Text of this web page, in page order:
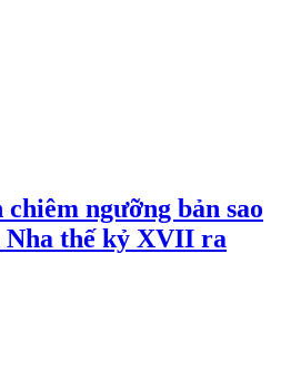
ngưỡng bản sao
Nha thế kỷ XVII ra